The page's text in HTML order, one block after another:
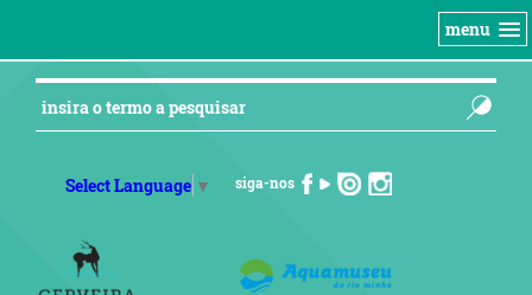
menu
Select Language ▼ siga-nos